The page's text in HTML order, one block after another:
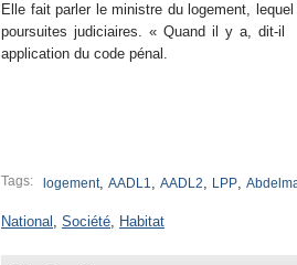
Elle fait parler le ministre du logement,
poursuites judiciaires. « Quand il y a, dit-il
application du code pénal.
Tags: logement, AADL1, AADL2, LPP,
National , Société, Habitat